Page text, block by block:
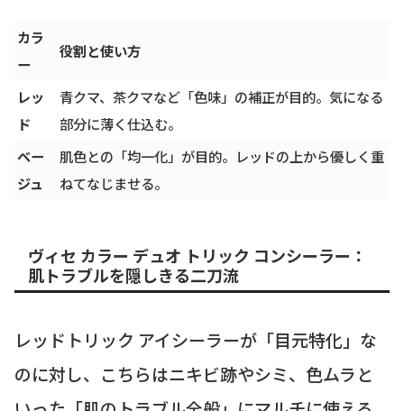
カラ
ー
役割と使い方
レッ
ド
青クマ、茶クマなど「色味」の補正が目的。気になる
部分に薄く仕込む。
ベー
ジュ
肌色との「均一化」が目的。レッドの上から優しく重
ねてなじませる。
ヴィセ カラー デュオ トリック コンシーラー：
肌トラブルを隠しきる二刀流
レッドトリック アイシーラーが「目元特化」な
のに対し、こちらはニキビ跡やシミ、色ムラと